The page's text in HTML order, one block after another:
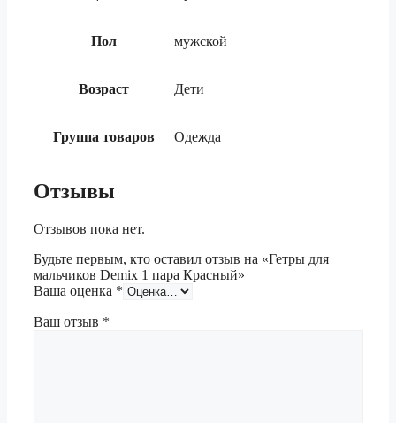
Пол мужской
Возраст Дети
Группа товаров Одежда
Отзывы
Отзывов пока нет.
Будьте первым, кто оставил отзыв на «Гетры для
мальчиков Demix 1 пара Красный»
Ваша оценка *
Ваш отзыв *